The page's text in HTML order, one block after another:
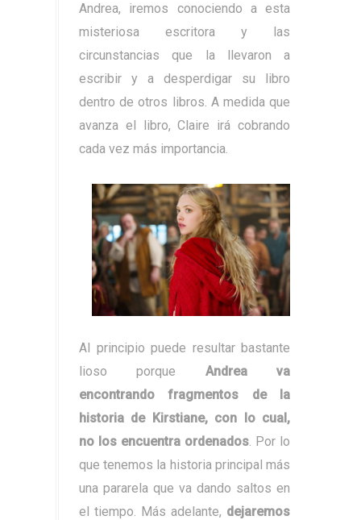
Andrea, iremos conociendo a esta
misteriosa escritora y las
circunstancias que la llevaron a
escribir y a desperdigar su libro
dentro de otros libros. A medida que
avanza el libro, Claire irá cobrando
cada vez más importancia.
Al principio puede resultar bastante
lioso porque Andrea va
encontrando fragmentos de la
historia de Kirstiane, con lo cual,
no los encuentra ordenados. Por lo
que tenemos la historia principal más
una pararela que va dando saltos en
el tiempo. Más adelante, dejaremos